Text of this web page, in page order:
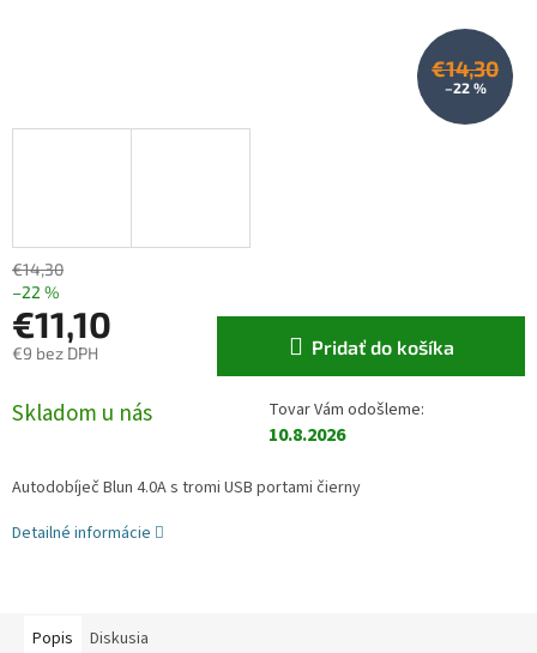
€14,30
–22 %
€14,30
–22 %
€11,10
€9 bez DPH
Skladom u nás
10.8.2026
Pridať do košíka
Autodobíječ Blun 4.0A s tromi USB portami čierny
Detailné informácie
Popis Diskusia